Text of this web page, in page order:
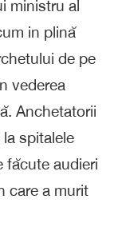
ministru al
in plină
de pe
vederea
Anchetatorii
spitalele
făcute audieri
care a murit